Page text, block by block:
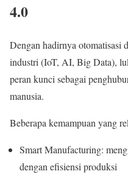
4.0
Dengan hadirnya otomatisasi
industri (IoT, AI, Big Data),
peran kunci sebagai
manusia.
Beberapa kemampuan yang
Smart Manufacturing:
dengan efisiensi produksi